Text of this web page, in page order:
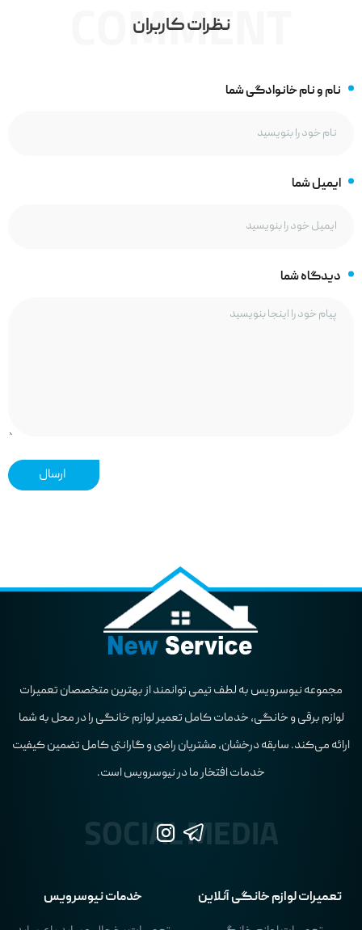
نظرات کاربران
COMMENT
نام و نام خانوادگی شما
ایمیل شما
دیدگاه شما
ارسال
تعمیرات لوازم خانگی آنلاین
مجموعه نیوسرویس به لطف تیمی توانمند از بهترین متخصصان تعمیرات
لوازم برقی و خانگی، خدمات کامل تعمیر لوازم خانگی را در محل به شما
ارائه می‌کند. سابقه درخشان، مشتریان راضی و گارانتی کامل تضمین کیفیت
خدمات افتخار ما در نیوسرویس است.
خدمات نیوسرویس